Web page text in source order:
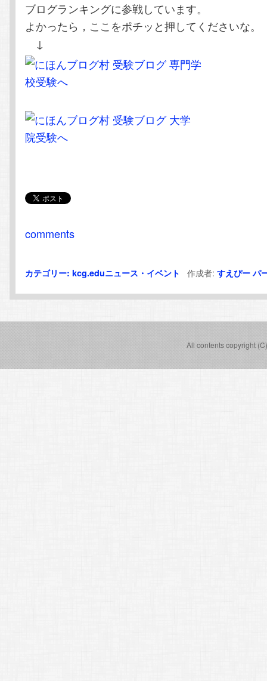
ブログランキングに参戦しています。
よかったら，ここをポチッと押してくださいな。
↓
comments
カテゴリー:kcg.eduニュース・イベント 作成者:すえぴー パ
All contents copyright